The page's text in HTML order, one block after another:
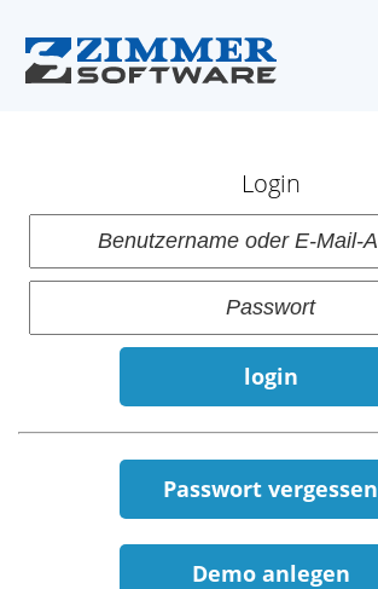
Login
login
Passwort vergessen
Demo anlegen